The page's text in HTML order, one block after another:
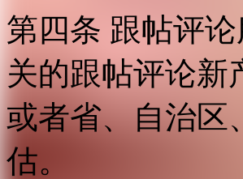
第四条 跟帖评
关的跟帖评论新
或者省、自治区
估。